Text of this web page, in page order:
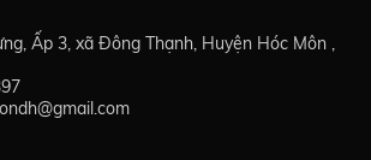
Ấp 3, xã Đông Thạnh, Huyện Hóc Môn ,